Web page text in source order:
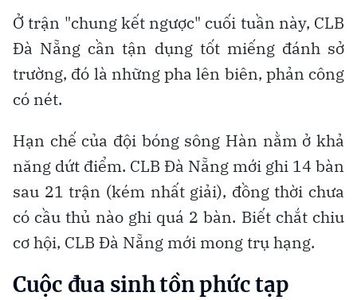
Ở trận "chung kết ngược" cuối tuần này, CLB
Đà Nẵng cần tận dụng tốt miếng đánh sở
trường, đó là những pha lên biên, phản công
có nét.
Hạn chế của đội bóng sông Hàn nằm ở khả
năng dứt điểm. CLB Đà Nẵng mới ghi 14 bàn
sau 21 trận (kém nhất giải), đồng thời chưa
có cầu thủ nào ghi quá 2 bàn. Biết chắt chiu
cơ hội, CLB Đà Nẵng mới mong trụ hạng.
Cuộc đua sinh tồn phức tạp